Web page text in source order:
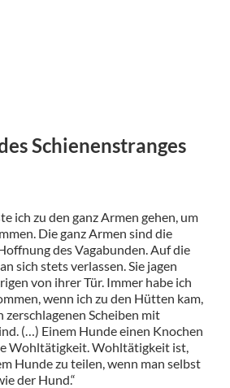
Schienenstranges
ich zu den ganz Armen gehen, um
Die ganz Armen sind die
des Vagabunden. Auf die
sich stets verlassen. Sie jagen
von ihrer Tür. Immer habe ich
wenn ich zu den Hütten kam,
zerschlagenen Scheiben mit
(…) Einem Hunde einen Knochen
Wohltätigkeit. Wohltätigkeit ist,
Hunde zu teilen, wenn man selbst
der Hund.“